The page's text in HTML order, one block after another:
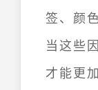
签、颜
当这些
才能更